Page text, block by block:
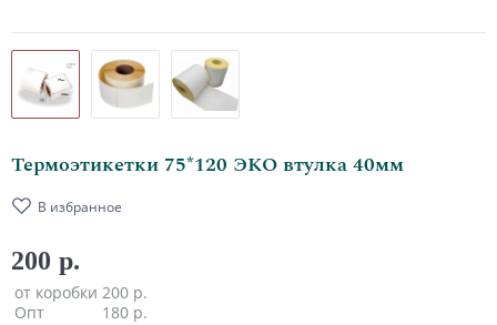
Термоэтикетки 75*120 ЭКО втулка 40мм
В избранное
200 р.
от коробки 200 р.
Опт
180 р.